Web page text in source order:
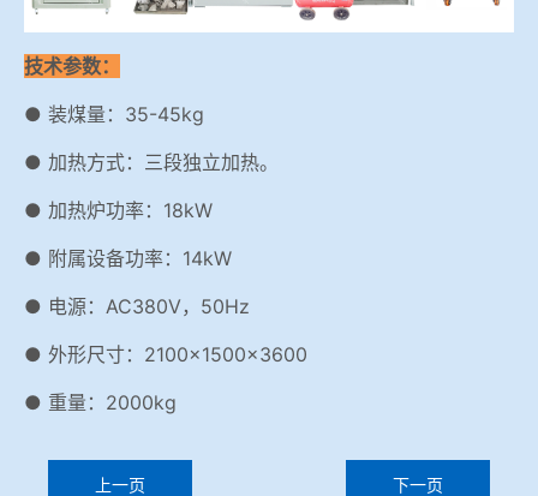
技术参数：
● 装煤量：35-45kg
● 加热方式：三段独立加热。
● 加热炉功率：18kW
● 附属设备功率：14kW
● 电源：AC380V，50Hz
● 外形尺寸：2100×1500×3600
● 重量：2000kg
上一页 下一页